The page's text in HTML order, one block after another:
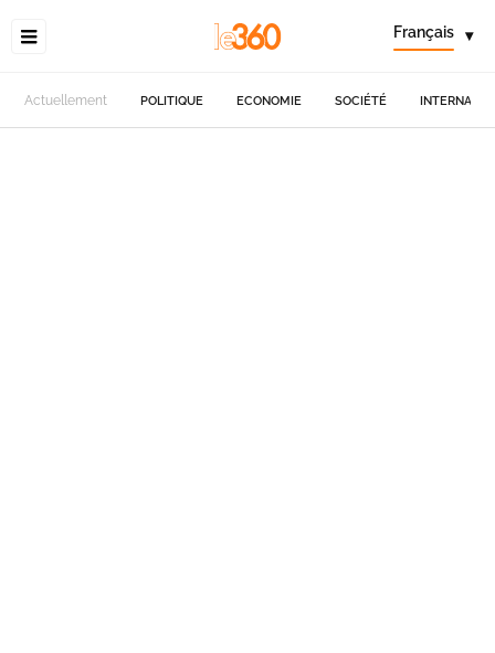
Français ▾
Actuellement POLITIQUE ECONOMIE SOCIÉTÉ